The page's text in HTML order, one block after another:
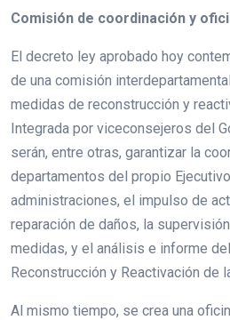
Comisión de coordinación y
El decreto ley aprobado hoy
de una comisión
medidas de reconstrucción y
Integrada por viceconsejeros del
serán, entre otras, garantizar la
departamentos del propio
administraciones, el impulso de
reparación de daños, la
medidas, y el análisis e informe
Reconstrucción y Reactivación de
Al mismo tiempo, se crea una